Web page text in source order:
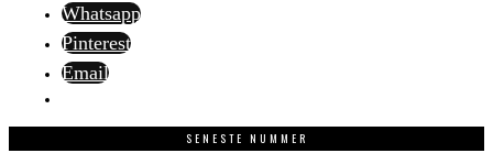
Whatsapp
Pinterest
Email
SENESTE NUMMER